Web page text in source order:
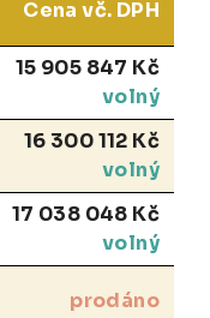
Cena vč. DPH
15 905 847 Kč
volný
16 300 112 Kč
volný
17 038 048 Kč
volný
prodáno